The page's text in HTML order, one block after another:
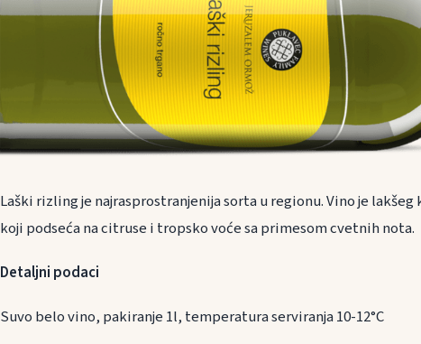
Laški rizling je najrasprostranjenija sorta u regionu. Vino je
koji podseća na citruse i tropsko voće sa primesom cvetnih nota.
Detaljni podaci
Suvo belo vino, pakiranje 1l, temperatura serviranja 10-12°C